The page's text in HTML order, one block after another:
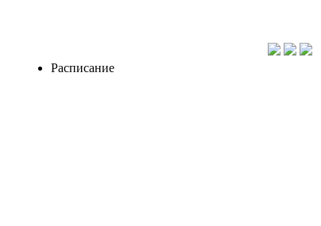
Расписание